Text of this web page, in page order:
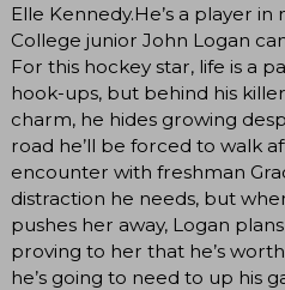
Elle Kennedy.He’s a player in
College junior John Logan
For this hockey star, life is a
hook-ups, but behind his
charm, he hides growing
road he’ll be forced to walk
encounter with freshman
distraction he needs, but
pushes her away, Logan
proving to her that he’s
he’s going to need to up his